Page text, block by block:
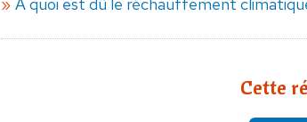
A quoi est dû le réchauffement
Cette